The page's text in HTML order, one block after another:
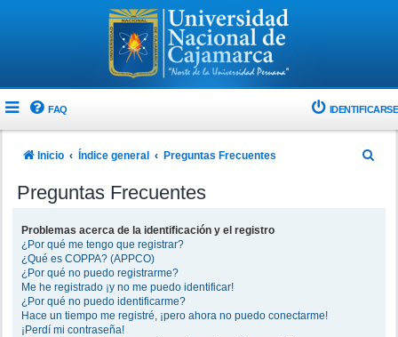
FAQ IDENTIFICARSE
Inicio Índice general Preguntas Frecuentes
Preguntas Frecuentes
Problemas acerca de la identificación y el registro
¿Por qué me tengo que registrar?
¿Qué es COPPA? (APPCO)
¿Por qué no puedo registrarme?
Me he registrado ¡y no me puedo identificar!
¿Por qué no puedo identificarme?
Hace un tiempo me registré, ¡pero ahora no puedo conectarme!
¡Perdí mi contraseña!